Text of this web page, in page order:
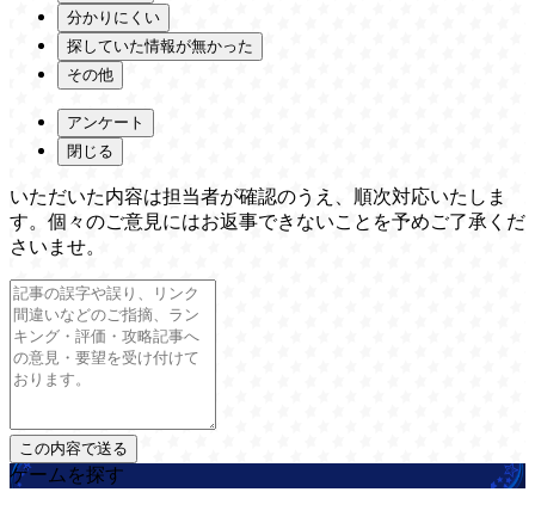
分かりにくい
探していた情報が無かった
その他
アンケート
閉じる
いただいた内容は担当者が確認のうえ、順次対応いたしま
す。個々のご意見にはお返事できないことを予めご了承くだ
さいませ。
ゲームを探す